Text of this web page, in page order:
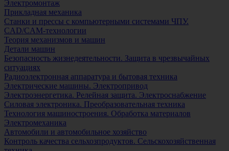
Электромонтаж
Прикладная механика
Станки и прессы с компьютерными системами ЧПУ.
CAD/CAM-технологии
Теория механизмов и машин
Детали машин
Безопасность жизнедеятельности. Защита в чрезвычайных
ситуациях
Радиоэлектронная аппаратура и бытовая техника
Электрические машины. Электропривод
Электроэнергетика. Релейная защита. Электроснабжение
Силовая электроника. Преобразовательная техника
Технология машиностроения. Обработка материалов
Электромеханика
Автомобили и автомобильное хозяйство
Контроль качества сельхозпродуктов. Сельскохозяйственная